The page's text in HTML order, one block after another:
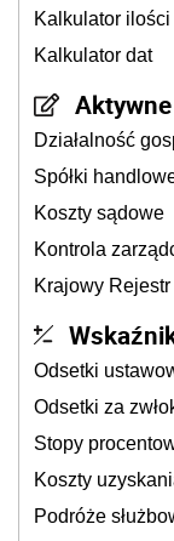
Kalkulator ilości
Kalkulator dat
Działalność
Spółki
Koszty sądowe
Kontrola
Krajowy
Odsetki
Odsetki za
Stopy
Koszty
Podróże